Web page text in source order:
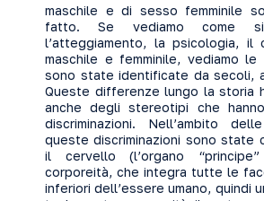
maschile e di sesso femminile
fatto. Se vediamo come si
l’atteggiamento, la psicologia, il
maschile e femminile, vediamo
sono state identificate da secoli,
Queste differenze lungo la storia
anche degli stereotipi che
discriminazioni. Nell’ambito
queste discriminazioni sono state
il cervello (l’organo
corporeità, che integra tutte le
inferiori dell’essere umano, quindi